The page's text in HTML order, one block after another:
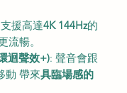
援高達4K 144Hz的
流暢。
迴聲效+): 聲音會跟
動 帶來具臨場感的